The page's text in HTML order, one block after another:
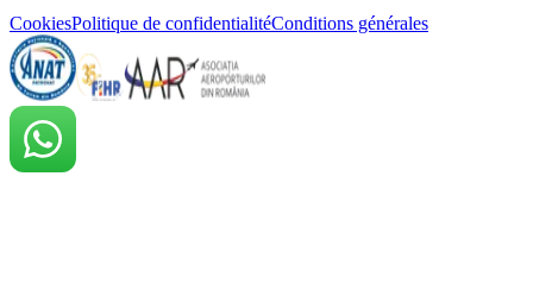
CookiesPolitique de confidentialitéConditions générales